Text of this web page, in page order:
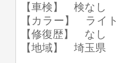
【車検】 検なし
【カラー】 ライ
【修復歴】 なし
【地域】 埼玉県